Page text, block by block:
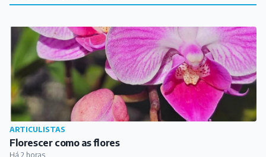
ARTICULISTAS
Florescer como as flores
Há 2 horas